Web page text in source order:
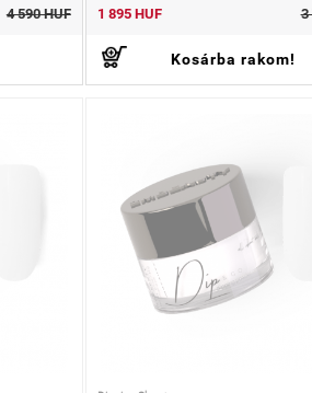
4 590 HUF 1 895 HUF 3
Kosárba rakom!